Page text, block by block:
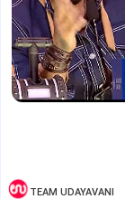
TEAM UDAYAVANI